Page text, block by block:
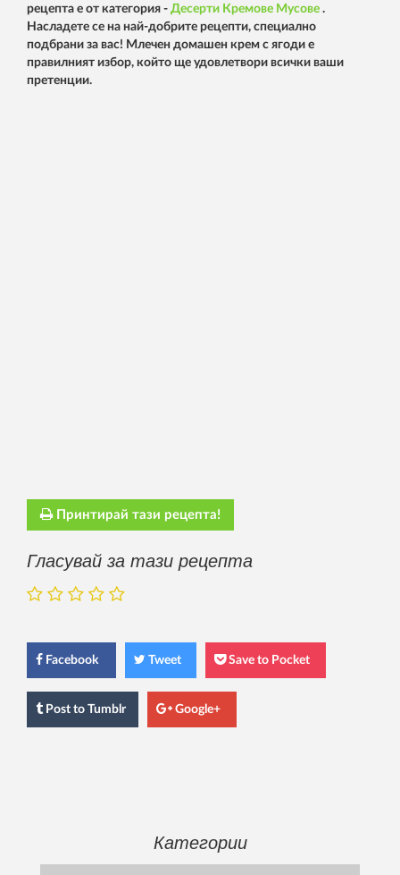
рецепта е от категория - Десерти Кремове Мусове .
Насладете се на най-добрите рецепти, специално
подбрани за вас! Mлечен домашен крем с ягоди е
правилният избор, който ще удовлетвори всички ваши
претенции.
Принтирай тази рецепта!
Гласувай за тази рецепта
Facebook Tweet Save to Pocket
Post to Tumblr Google+
Категории